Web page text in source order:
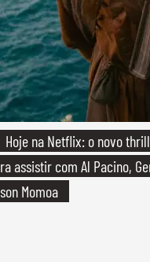
na Netflix: o novo
assistir com Al Pacino,
Momoa